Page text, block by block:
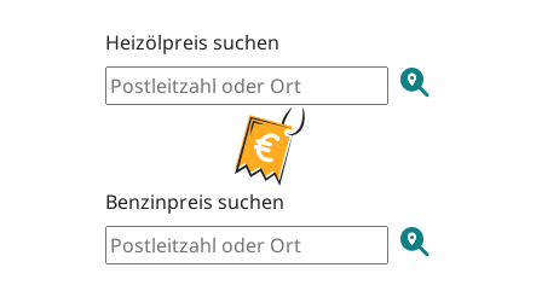
Heizölpreis suchen
Benzinpreis suchen